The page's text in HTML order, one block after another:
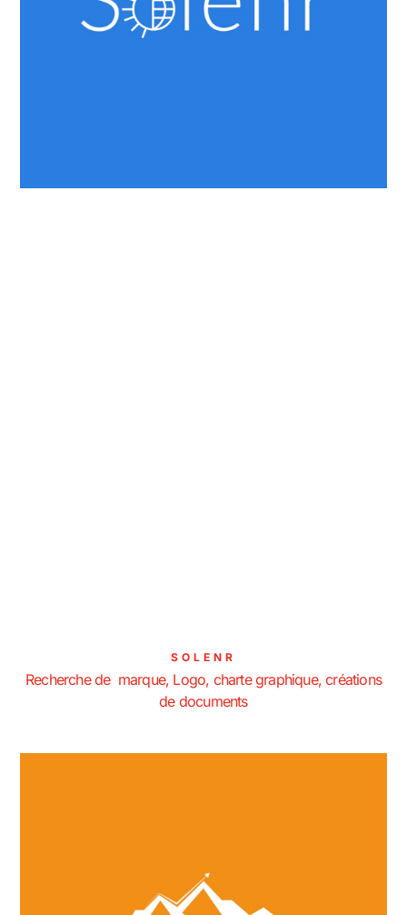
SOLENR
Recherche de marque, Logo, charte graphique, créations
de documents